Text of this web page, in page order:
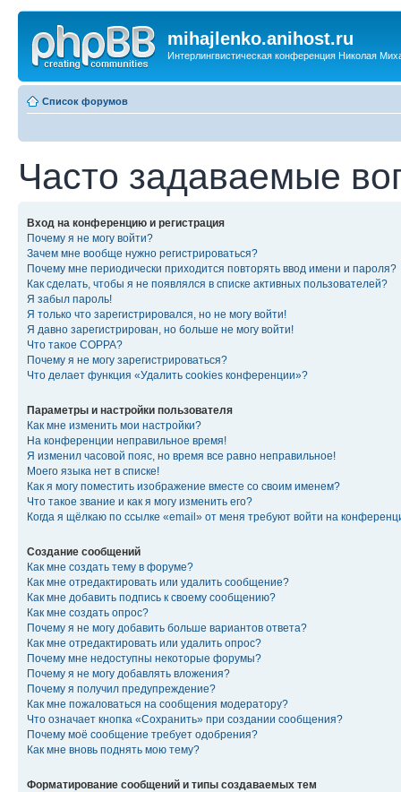
mihajlenko.anihost.ru
Интерлингвистическая конференция Николая
Список форумов
Часто задаваемые
Вход на конференцию и регистрация
Почему я не могу войти?
Зачем мне вообще нужно регистрироваться?
Почему мне периодически приходится повторять ввод имени и пароля?
Как сделать, чтобы я не появлялся в списке активных пользователей?
Я забыл пароль!
Я только что зарегистрировался, но не могу войти!
Я давно зарегистрирован, но больше не могу войти!
Что такое COPPA?
Почему я не могу зарегистрироваться?
Что делает функция «Удалить cookies конференции»?
Параметры и настройки пользователя
Как мне изменить мои настройки?
На конференции неправильное время!
Я изменил часовой пояс, но время все равно неправильное!
Моего языка нет в списке!
Как я могу поместить изображение вместе со своим именем?
Что такое звание и как я могу изменить его?
Когда я щёлкаю по ссылке «email» от меня требуют войти на
Создание сообщений
Как мне создать тему в форуме?
Как мне отредактировать или удалить сообщение?
Как мне добавить подпись к своему сообщению?
Как мне создать опрос?
Почему я не могу добавить больше вариантов ответа?
Как мне отредактировать или удалить опрос?
Почему мне недоступны некоторые форумы?
Почему я не могу добавлять вложения?
Почему я получил предупреждение?
Как мне пожаловаться на сообщения модератору?
Что означает кнопка «Сохранить» при создании сообщения?
Почему моё сообщение требует одобрения?
Как мне вновь поднять мою тему?
Форматирование сообщений и типы создаваемых тем